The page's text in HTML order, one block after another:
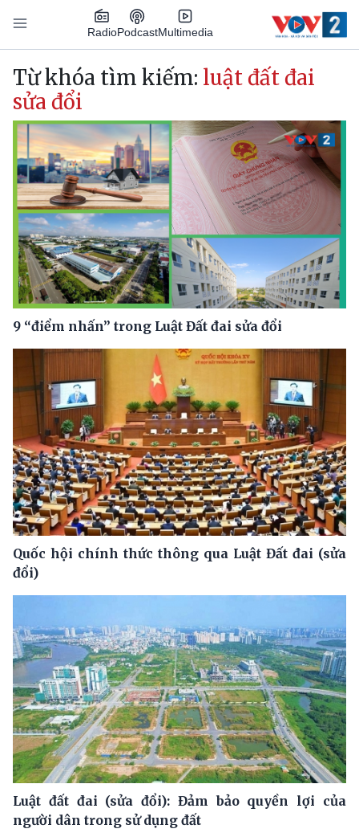
Nhảy đến nội dung
RadioPodcastMultimedia
Main navigation
Từ khóa tìm kiếm: luật đất đai
sửa đổi
9 “điểm nhấn” trong Luật Đất đai sửa đổi
Quốc hội chính thức thông qua Luật Đất đai (sửa
đổi)
Luật đất đai (sửa đổi): Đảm bảo quyền lợi của
người dân trong sử dụng đất